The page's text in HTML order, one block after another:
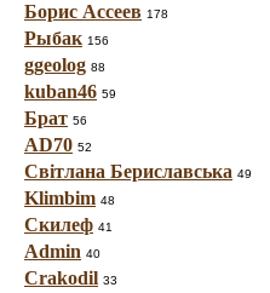
Борис Ассеев 178
Рыбак 156
ggeolog 88
kuban46 59
Брат 56
AD70 52
Світлана Бериславська 49
Klimbim 48
Скилеф 41
Admin 40
Crakodil 33